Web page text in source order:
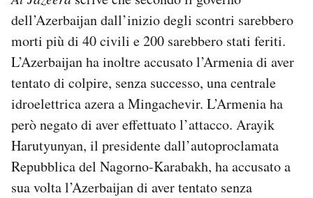
dell’Azerbaijan dall’inizio degli scontri sarebbero
morti più di 40 civili e 200 sarebbero stati feriti.
L’Azerbaijan ha inoltre accusato l’Armenia di aver
tentato di colpire, senza successo, una centrale
idroelettrica azera a Mingachevir. L’Armenia ha
però negato di aver effettuato l’attacco. Arayik
Harutyunyan, il presidente dall’autoproclamata
Repubblica del Nagorno-Karabakh, ha accusato a
sua volta l’Azerbaijan di aver tentato senza